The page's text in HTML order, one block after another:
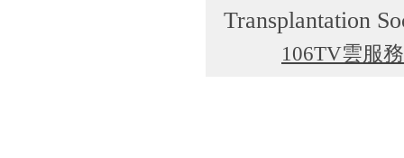
Transplantation
106TV雲服務